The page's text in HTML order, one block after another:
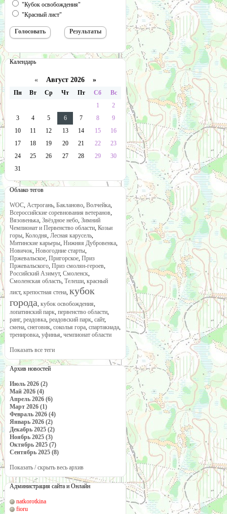
"Кубок освобождения"
"Красный лист"
Календарь
« Август 2026 »
Пн Вт Ср Чт Пт Сб
Вс
1
2
3
4 5 6 7 8
9
10
11 12 13 14 15
16
17
18 19 20 21 22
23
24
25 26 27 28 29
30
31
Облако тегов
WOC, Астрогань, Бакланово, Волчейка,
Всероссийские соревнования ветеранов,
Вязовенька, Звёздное небо, Зимний
Чемпионат и Первенство области, Козьи
горы, Колодня, Лесная карусель,
Митинские карьеры, Нижняя Дубровенка,
Новичок, Новогодние старты,
Пржевальское, Пригорское, Приз
Пржевальского, Приз смолян-героев,
Российский Азимут, Смоленск,
Смоленская область, Телеши, красный
лист, крепостная стена, кубок
города, кубок освобождения,
лопатинский парк, первенство области,
ранг, реадовка, реадовский парк, сайт,
смена, снеговик, соколья гора, спартакиада,
тренировка, уфинья, чемпионат области
Показать все теги
Архив новостей
Июль 2026 (2)
Май 2026 (4)
Апрель 2026 (6)
Март 2026 (1)
Февраль 2026 (4)
Январь 2026 (2)
Декабрь 2025 (2)
Ноябрь 2025 (3)
Октябрь 2025 (7)
Сентябрь 2025 (8)
Показать / скрыть весь архив
Администрация сайта и Онлайн
natkorotkina
fioru